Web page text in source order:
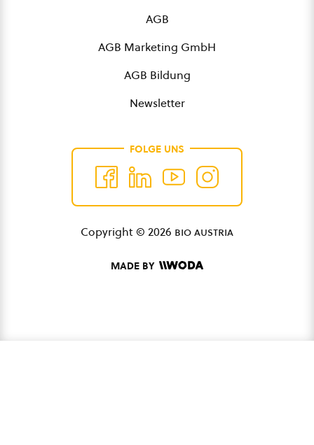
AGB
AGB Marketing GmbH
AGB Bildung
Newsletter
FOLGE UNS
Copyright © 2026 bio austria
MADE BY